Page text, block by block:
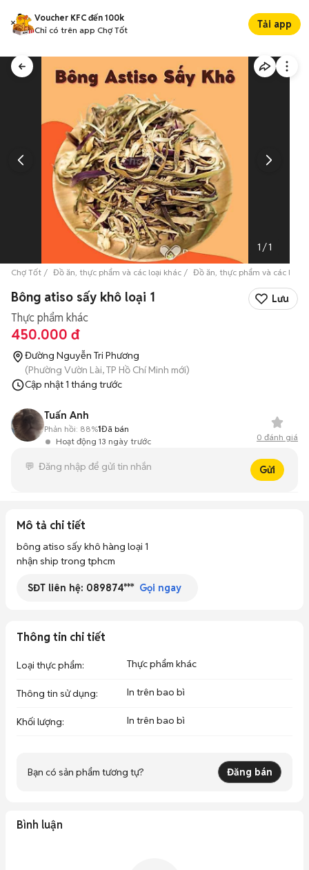
Voucher KFC đến 100k
Chỉ có trên app Chợ Tốt
Tải app
1 /1
Chợ Tốt Đồ ăn, thực phẩm và các loại khác Đồ ăn, thực phẩm và các loại
Bông atiso sấy khô loại 1 Lưu
Thực phẩm khác
450.000 đ
Đường Nguyễn Tri Phương
(Phường Vườn Lài, TP Hồ Chí Minh mới)
Cập nhật1 tháng trước
Tuấn Anh
Hoạt động 13 ngày trước
Phản hồi: 88%1Đã bán
0 đánh giá
Gửi
Mô tả chi tiết
bông atiso sấy khô hàng loại 1
nhận ship trong tphcm
SĐT liên hệ: 089874*** Gọi ngay
Thông tin chi tiết
Loại thực phẩm: Thực phẩm khác
Thông tin sử dụng: In trên bao bì
Khối lượng: In trên bao bì
Bạn có sản phẩm tương tự? Đăng bán
Bình luận